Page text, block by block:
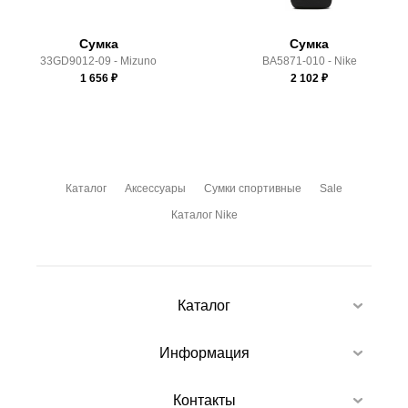
Сумка
33GD9012-09 - Mizuno
1 656₽
Сумка
BA5871-010 - Nike
2 102 ₽
Каталог Аксессуары Сумки спортивные Sale
Каталог Nike
Каталог
Информация
Контакты